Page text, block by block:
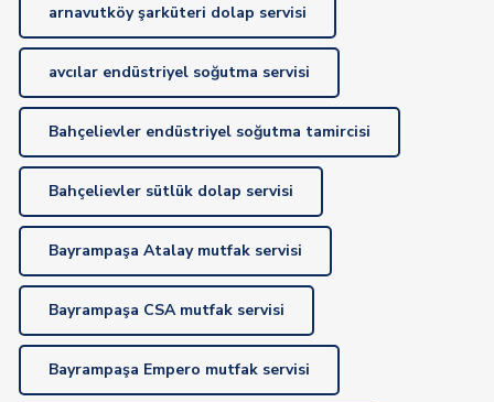
arnavutköy şarküteri dolap servisi
avcılar endüstriyel soğutma servisi
Bahçelievler endüstriyel soğutma tamircisi
Bahçelievler sütlük dolap servisi
Bayrampaşa Atalay mutfak servisi
Bayrampaşa CSA mutfak servisi
Bayrampaşa Empero mutfak servisi